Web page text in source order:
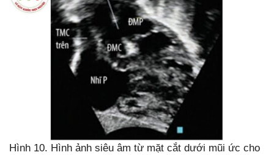
Hình 10. Hình ảnh siêu âm từ mặt cắt dưới mũi ức cho